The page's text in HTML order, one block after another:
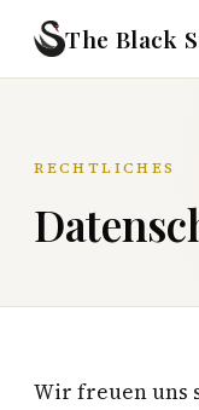
The Black
RECHTLICHES
Wir freuen uns